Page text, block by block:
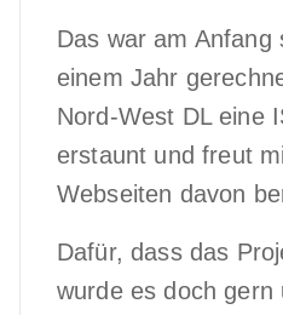
Das war am Anfang
einem Jahr
Nord-West DL eine
erstaunt und freut
Webseiten davon
Dafür, dass das
wurde es doch gern